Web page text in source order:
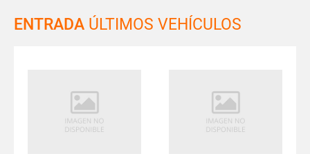
ENTRADA ÚLTIMOS VEHÍCULOS